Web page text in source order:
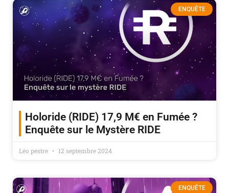
ENQUÊTE
Holoride (RIDE) 17,9 M€ en Fumée ?
Enquête sur le Mystère RIDE
Léo pestre 12 septembre 2024
ENQUÊTE